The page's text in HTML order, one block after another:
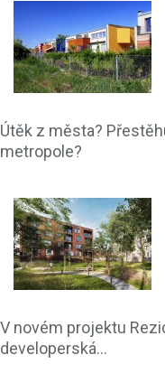
Útěk z města?
metropole?
V novém projektu
developerská...